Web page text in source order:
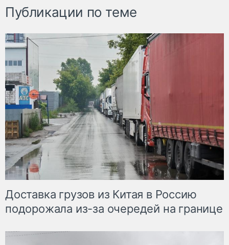
Публикации по теме
Доставка грузов из Китая в Россию
подорожала из-за очередей на границе